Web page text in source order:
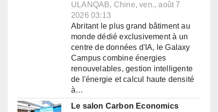
ULANQAB, Chine, ven., août 7
2026 03:13
Abritant le plus grand bâtiment au
monde dédié exclusivement à un
centre de données d'IA, le Galaxy
Campus combine énergies
renouvelables, gestion intelligente
de l'énergie et calcul haute densité
à…
Le salon Carbon Economics